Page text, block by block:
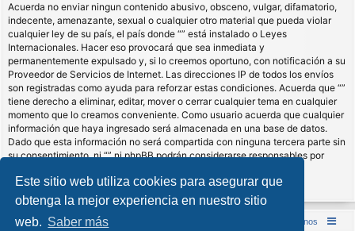
Este sitio web utiliza cookies para asegurar que
obtenga la mejor experiencia en nuestro sitio
web. Saber más
Acuerda no enviar ningun contenido abusivo, obsceno, vulgar, difamatorio,
indecente, amenazante, sexual o cualquier otro material que pueda violar
cualquier ley de su país, el país donde “” está instalado o Leyes
Internacionales. Hacer eso provocará que sea inmediata y
permanentemente expulsado y, si lo creemos oportuno, con notificación a su
Proveedor de Servicios de Internet. Las direcciones IP de todos los envíos
son registradas como ayuda para reforzar estas condiciones. Acuerda que “”
tiene derecho a eliminar, editar, mover o cerrar cualquier tema en cualquier
momento que lo creamos conveniente. Como usuario acuerda que cualquier
información que haya ingresado será almacenada en una base de datos.
Dado que esta información no será compartida con ninguna tercera parte sin
su consentimiento, ni “” ni phpBB podrán considerarse responsables por
comprometidos.
Inicio (Web) Foro Punta de Lanza Wargames Contáctenos